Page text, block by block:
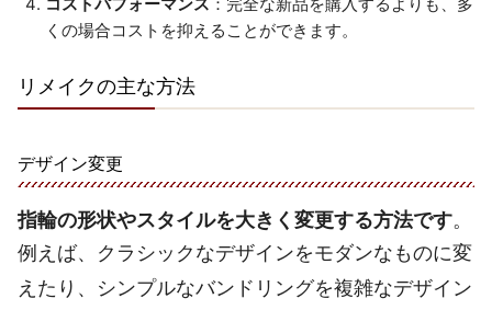
くの場合コストを抑えることができます。
リメイクの主な方法
デザイン変更
指輪の形状やスタイルを大きく変更する方法です。
例えば、クラシックなデザインをモダンなものに変
えたり、シンプルなバンドリングを複雑なデザイン